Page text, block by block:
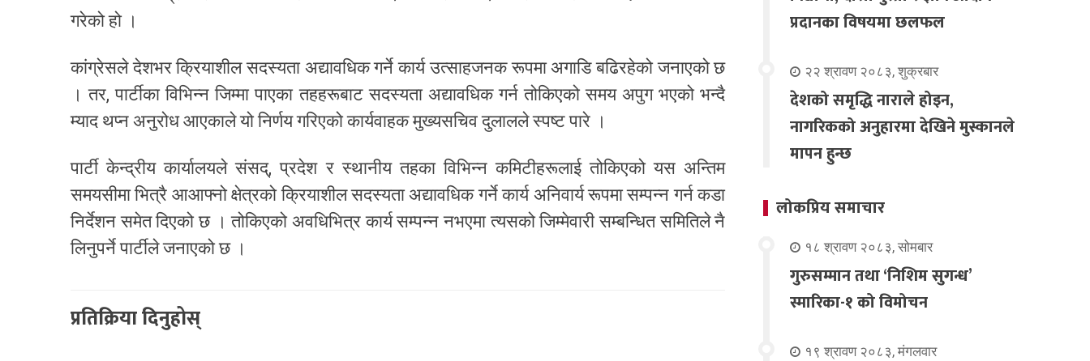
गरेको हो ।
कांग्रेसले देशभर क्रियाशील सदस्यता अद्यावधिक गर्ने कार्य उत्साहजनक रूपमा अगाडि बढिरहेको जनाएको छ
। तर, पार्टीका विभिन्न जिम्मा पाएका तहहरूबाट सदस्यता अद्यावधिक गर्न तोकिएको समय अपुग भएको भन्दै
म्याद थप्न अनुरोध आएकाले यो निर्णय गरिएको कार्यवाहक मुख्यसचिव दुलालले स्पष्ट पारे ।
पार्टी केन्द्रीय कार्यालयले संसद्, प्रदेश र स्थानीय तहका विभिन्न कमिटीहरूलाई तोकिएको यस अन्तिम
समयसीमा भित्रै आआफ्नो क्षेत्रको क्रियाशील सदस्यता अद्यावधिक गर्ने कार्य अनिवार्य रूपमा सम्पन्न गर्न कडा
निर्देशन समेत दिएको छ । तोकिएको अवधिभित्र कार्य सम्पन्न नभएमा त्यसको जिम्मेवारी सम्बन्धित समितिले नै
लिनुपर्ने पार्टीले जनाएको छ ।
प्रतिक्रिया दिनुहोस्
प्रदानका विषयमा छलफल
२२ श्रावण २०८३, शुक्रबार
देशको समृद्धि नाराले होइन,
नागरिकको अनुहारमा देखिने मुस्कानले
मापन हुन्छ
लोकप्रिय समाचार
१८ श्रावण २०८३, सोमबार
गुरुसम्मान तथा ‘निशिम सुगन्ध’
स्मारिका-१ को विमोचन
१९ श्रावण २०८३, मंगलवार